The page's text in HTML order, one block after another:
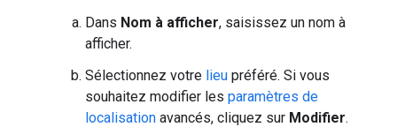
Dans Nom à afficher, saisissez un nom à
afficher.
Sélectionnez votre lieu préféré. Si vous
souhaitez modifier les paramètres de
localisation avancés, cliquez sur Modifier.